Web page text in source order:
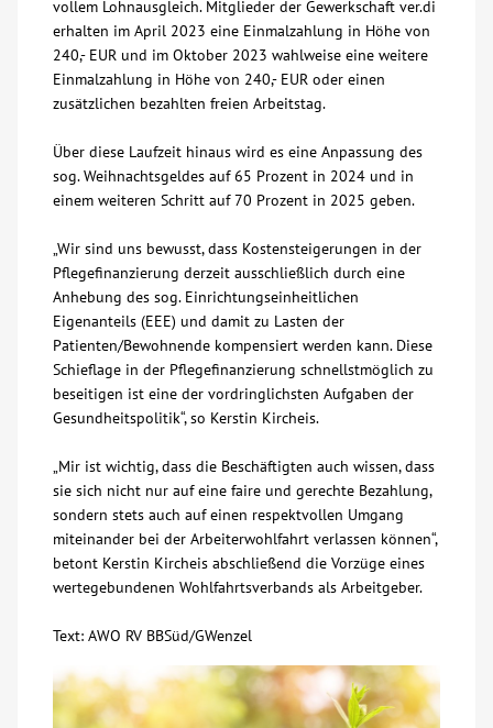
vollem Lohnausgleich. Mitglieder der Gewerkschaft ver.di
erhalten im April 2023 eine Einmalzahlung in Höhe von
240,- EUR und im Oktober 2023 wahlweise eine weitere
Einmalzahlung in Höhe von 240,- EUR oder einen
zusätzlichen bezahlten freien Arbeitstag.
Über diese Laufzeit hinaus wird es eine Anpassung des
sog. Weihnachtsgeldes auf 65 Prozent in 2024 und in
einem weiteren Schritt auf 70 Prozent in 2025 geben.
„Wir sind uns bewusst, dass Kostensteigerungen in der
Pflegefinanzierung derzeit ausschließlich durch eine
Anhebung des sog. Einrichtungseinheitlichen
Eigenanteils (EEE) und damit zu Lasten der
Patienten/Bewohnende kompensiert werden kann. Diese
Schieflage in der Pflegefinanzierung schnellstmöglich zu
beseitigen ist eine der vordringlichsten Aufgaben der
Gesundheitspolitik“, so Kerstin Kircheis.
„Mir ist wichtig, dass die Beschäftigten auch wissen, dass
sie sich nicht nur auf eine faire und gerechte Bezahlung,
sondern stets auch auf einen respektvollen Umgang
miteinander bei der Arbeiterwohlfahrt verlassen können“,
betont Kerstin Kircheis abschließend die Vorzüge eines
wertegebundenen Wohlfahrtsverbands als Arbeitgeber.
Text: AWO RV BBSüd/GWenzel